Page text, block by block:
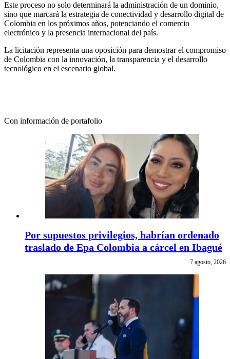
Este proceso no solo determinará la administración de un dominio,
sino que marcará la estrategia de conectividad y desarrollo digital de
Colombia en los próximos años, potenciando el comercio
electrónico y la presencia internacional del país.
La licitación representa una oposición para demostrar el compromiso
de Colombia con la innovación, la transparencia y el desarrollo
tecnológico en el escenario global.
Con información de portafolio
Por supuestos privilegios, habrían ordenado
traslado de Epa Colombia a cárcel en Ibagué
7 agosto, 2026